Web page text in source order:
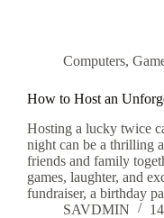
Computers,
How to Host an
Hosting a lucky twice
night can be a thrilling
friends and family
games, laughter, and
fundraiser, a birthday
SAVDMIN